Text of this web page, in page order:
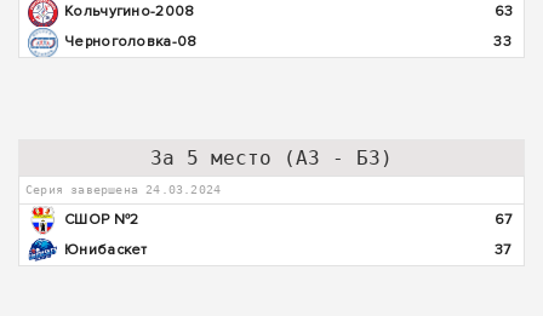
Кольчугино-2008
63
Черноголовка-08
33
За 5 место (А3 - Б3)
Серия завершена 24.03.2024
СШОР №2
67
Юнибаскет
37